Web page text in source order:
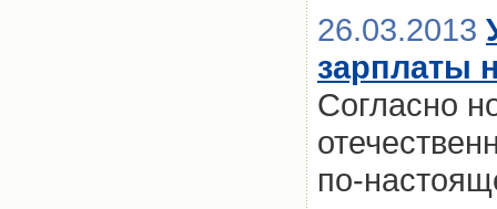
26.03.2013
зарплаты
Согласно
по-